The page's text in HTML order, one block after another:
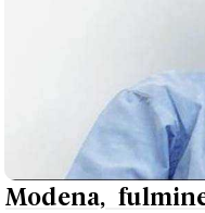
Modena,